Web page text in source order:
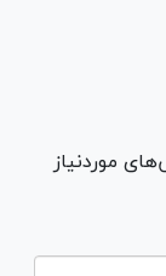
موردنیاز